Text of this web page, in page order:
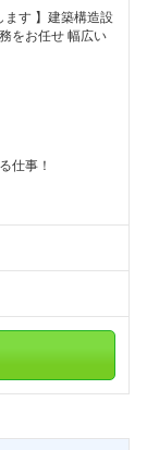
ます 】建築構造設
をお任せ 幅広い
仕事！